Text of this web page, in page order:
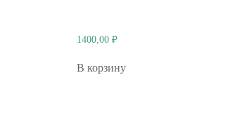
1400,00 ₽
В корзину